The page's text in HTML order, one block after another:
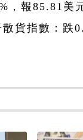
，報85.81美
貨指數：跌